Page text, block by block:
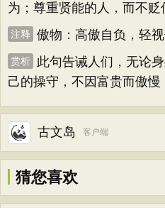
为；尊重贤能的人，而不贬
注释 傲物：高傲自负，轻视
赏析
此句告诫人们，无论
己的操守，不因富贵而傲慢
古文岛 客户端
猜您喜欢